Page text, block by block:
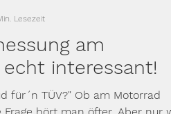
am
echt interessant!
für´n TÜV?" Ob am Motorrad
Frage hört man öfter. Aber nur
Lesezeit